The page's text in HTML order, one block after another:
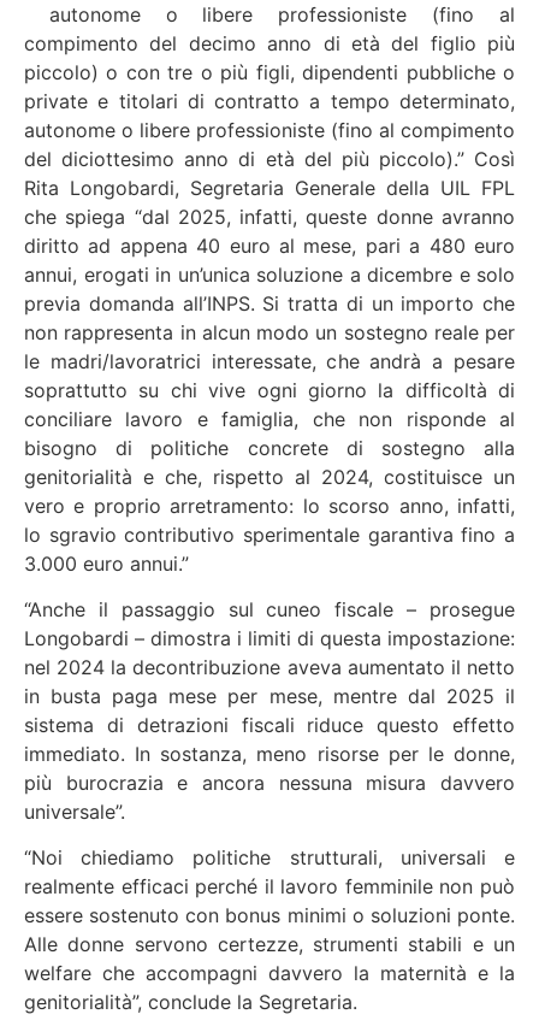
autonome o libere professioniste (fino al
compimento del decimo anno di età del figlio più
piccolo) o con tre o più figli, dipendenti pubbliche o
private e titolari di contratto a tempo determinato,
autonome o libere professioniste (fino al compimento
del diciottesimo anno di età del più piccolo).” Così
Rita Longobardi, Segretaria Generale della UIL FPL
che spiega “dal 2025, infatti, queste donne avranno
diritto ad appena 40 euro al mese, pari a 480 euro
annui, erogati in un’unica soluzione a dicembre e solo
previa domanda all’INPS. Si tratta di un importo che
non rappresenta in alcun modo un sostegno reale per
le madri/lavoratrici interessate, che andrà a pesare
soprattutto su chi vive ogni giorno la difficoltà di
conciliare lavoro e famiglia, che non risponde al
bisogno di politiche concrete di sostegno alla
genitorialità e che, rispetto al 2024, costituisce un
vero e proprio arretramento: lo scorso anno, infatti,
lo sgravio contributivo sperimentale garantiva fino a
3.000 euro annui.”
“Anche il passaggio sul cuneo fiscale – prosegue
Longobardi – dimostra i limiti di questa impostazione:
nel 2024 la decontribuzione aveva aumentato il netto
in busta paga mese per mese, mentre dal 2025 il
sistema di detrazioni fiscali riduce questo effetto
immediato. In sostanza, meno risorse per le donne,
più burocrazia e ancora nessuna misura davvero
universale”.
“Noi chiediamo politiche strutturali, universali e
realmente efficaci perché il lavoro femminile non può
essere sostenuto con bonus minimi o soluzioni ponte.
Alle donne servono certezze, strumenti stabili e un
welfare che accompagni davvero la maternità e la
genitorialità”, conclude la Segretaria.